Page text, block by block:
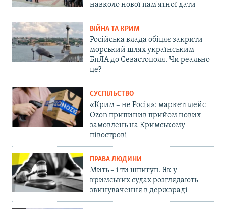
навколо нової пам'ятної дати
ВІЙНА ТА КРИМ
Російська влада обіцяє закрити
морський шлях українським
БпЛА до Севастополя. Чи реально
це?
СУСПІЛЬСТВО
«Крим – не Росія»: маркетплейс
Ozon припинив прийом нових
замовлень на Кримському
півострові
ПРАВА ЛЮДИНИ
Мить – і ти шпигун. Як у
кримських судах розглядають
звинувачення в держзраді